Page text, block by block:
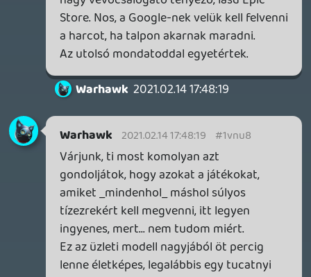
akarok lépni a google accountommal,
kiválasztani a játékot és játszani. A
legnagyobb félelem tényleg a szolgáltatás
megszűnése. E tekintetben szívesebben
használom a PlayStation Store-t, ahol pl.
még mindig ugyanúgy elérhetők a 10 évvel
ezelőtt vàsárolt játékok.
5241451 2021.02.12 18:34:30 #1vnmz
Ezt írtam is neked nemrég egy másik
szálban, hogy a Google tökölés nélkül
mindent beszánt, ami nem hozza a target
számokat. Ezt már olyan régóta, és olyan
rendszerességgel csinálja, hogy kizárt,
hogy a Stadia tömegeket szólítson meg. A
Googleben már nem bíznak az emberek.